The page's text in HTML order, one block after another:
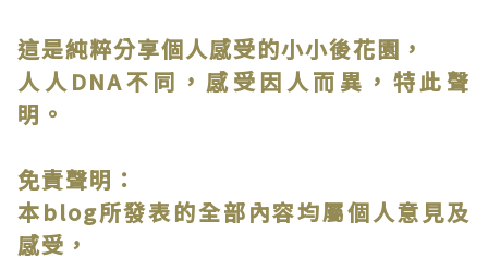
這是純粹分享個人感受的小小後花園，
人人DNA不同，感受因人而異，特此聲
明。
免責聲明：
本blog所發表的全部內容均屬個人意見及
感受，